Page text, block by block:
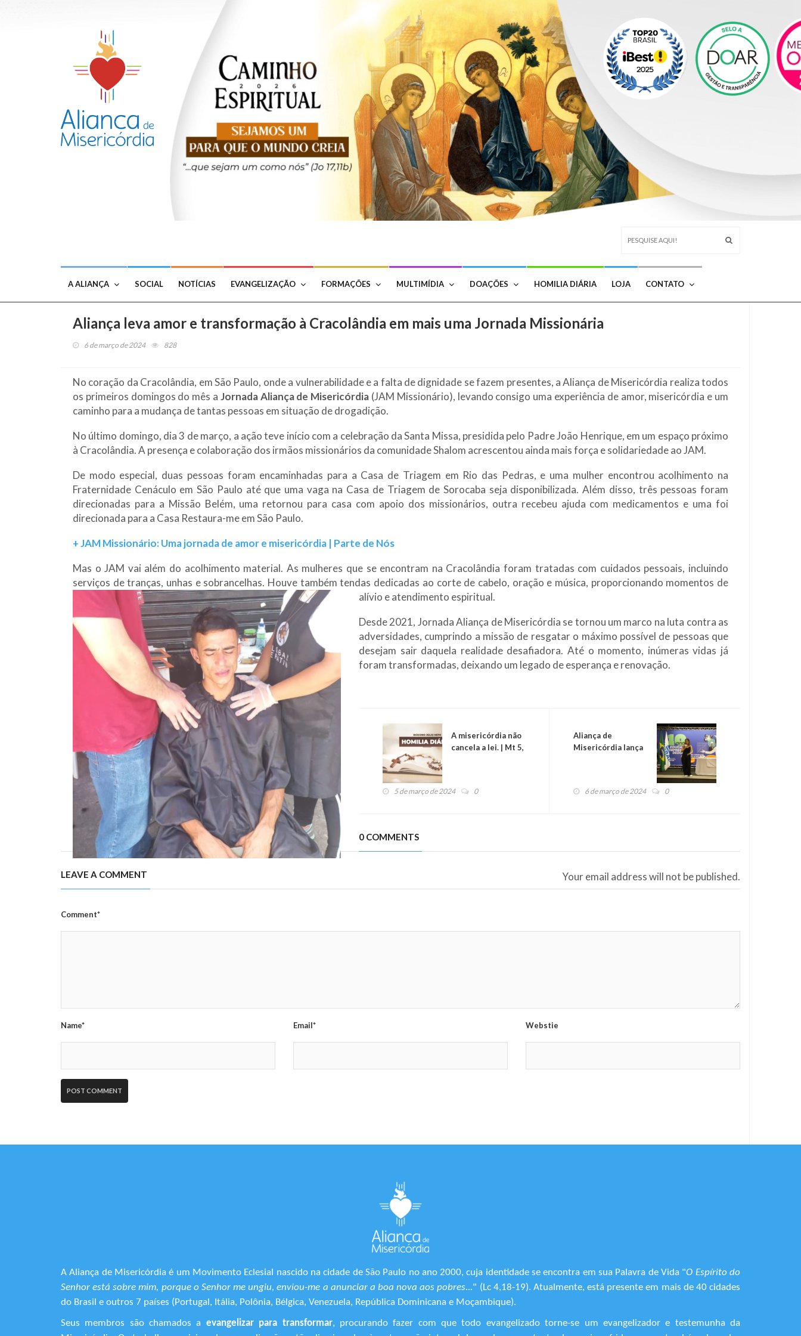
A ALIANÇA SOCIAL NOTÍCIAS EVANGELIZAÇÃO FORMAÇÕES MULTIMÍDIA DOAÇÕES HOMILIA DIÁRIA LOJA CONTATO
Aliança leva amor e transformação à Cracolândia em mais uma Jornada Missionária
6 de março de 2024 828
No coração da Cracolândia, em São Paulo, onde a vulnerabilidade e a falta de dignidade se fazem presentes, a Aliança de Misericórdia realiza todos
os primeiros domingos do mês a Jornada Aliança de Misericórdia (JAM Missionário), levando consigo uma experiência de amor, misericórdia e um
caminho para a mudança de tantas pessoas em situação de drogadição.
No último domingo, dia 3 de março, a ação teve início com a celebração da Santa Missa, presidida pelo Padre João Henrique, em um espaço próximo
à Cracolândia. A presença e colaboração dos irmãos missionários da comunidade Shalom acrescentou ainda mais força e solidariedade ao JAM.
De modo especial, duas pessoas foram encaminhadas para a Casa de Triagem em Rio das Pedras, e uma mulher encontrou acolhimento na
Fraternidade Cenáculo em São Paulo até que uma vaga na Casa de Triagem de Sorocaba seja disponibilizada. Além disso, três pessoas foram
direcionadas para a Missão Belém, uma retornou para casa com apoio dos missionários, outra recebeu ajuda com medicamentos e uma foi
direcionada para a Casa Restaura-me em São Paulo.
+ JAM Missionário: Uma jornada de amor e misericórdia | Parte de Nós
Mas o JAM vai além do acolhimento material. As mulheres que se encontram na Cracolândia foram tratadas com cuidados pessoais, incluindo
serviços de tranças, unhas e sobrancelhas. Houve também tendas dedicadas ao corte de cabelo, oração e música, proporcionando momentos de
alívio e atendimento espiritual.
Desde 2021, Jornada Aliança de Misericórdia se tornou um marco na luta contra as
adversidades, cumprindo a missão de resgatar o máximo possível de pessoas que
desejam sair daquela realidade desafiadora. Até o momento, inúmeras vidas já
foram transformadas, deixando um legado de esperança e renovação.
A misericórdia não
cancela a lei. | Mt 5,
5 de março de 2024 0
Aliança de
Misericórdia lança
com colaboradores
6 de março de 2024 0
0 COMMENTS
LEAVE A COMMENT Your email address will not be published.
Comment*
Name* Email* Webstie
A Aliança de Misericórdia é um Movimento Eclesial nascido na cidade de São Paulo no ano 2000, cuja identidade se encontra em sua Palavra de Vida "O Espírito do
Senhor está sobre mim, porque o Senhor me ungiu, enviou-me a anunciar a boa nova aos pobres..." (Lc 4,18-19). Atualmente, está presente em mais de 40 cidades
do Brasil e outros 7 países (Portugal, Itália, Polônia, Bélgica, Venezuela, República Dominicana e Moçambique).
Seus membros são chamados a evangelizar para transformar, procurando fazer com que todo evangelizado torne-se um evangelizador e testemunha da